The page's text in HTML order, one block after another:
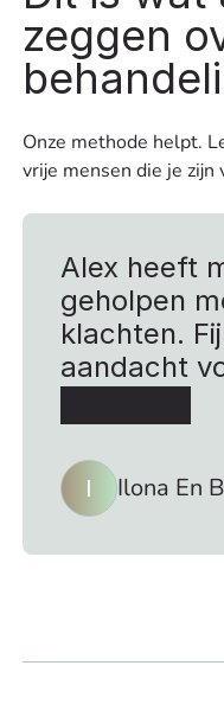
zeggen
Onze methode helpt.
vrije mensen die je zijn
Alex heeft
geholpen
klachten.
aandacht
I Ilona En